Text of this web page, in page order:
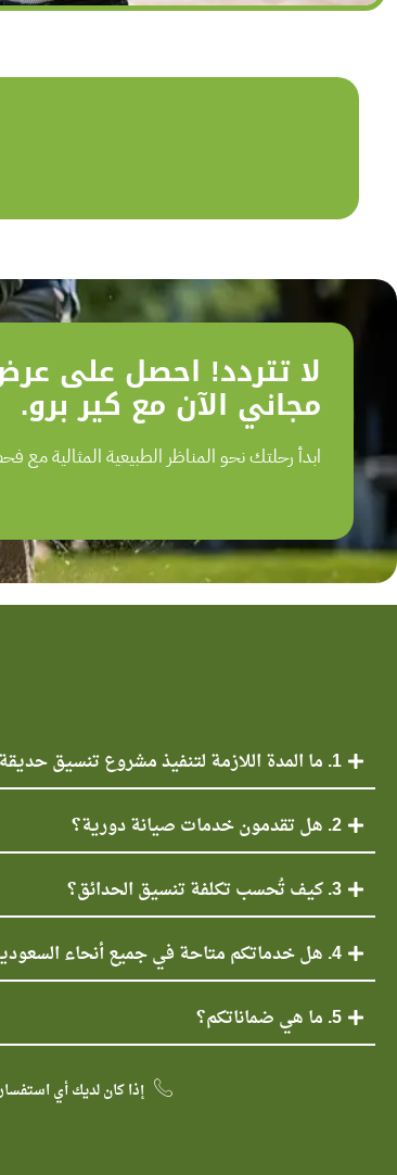
لا تتردد! احصل على
مجاني الآن مع كير برو.
ابدأ رحلتك نحو المناظر الطبيعية المثالية مع
1. ما المدة اللازمة لتنفيذ مشروع تنسيق حديقة؟
2. هل تقدمون خدمات صيانة دورية؟
3. كيف تُحسب تكلفة تنسيق الحدائق؟
4. هل خدماتكم متاحة في جميع أنحاء السعودية؟
5. ما هي ضماناتكم؟
إذا كان لديك أي